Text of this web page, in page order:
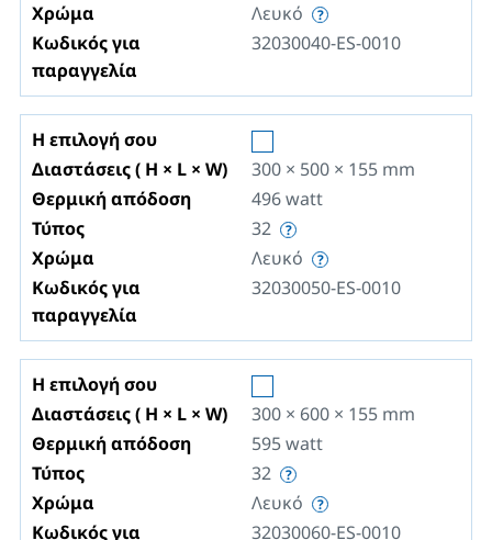
Χρώμα
Λευκό
Κωδικός για
παραγγελία
32030040-ES-0010
Η επιλογή σου
Διαστάσεις ( H × L × W)
300 × 500 × 155 mm
Θερμική απόδοση
496watt
Τύπος
32
Χρώμα
Λευκό
Κωδικός για
παραγγελία
32030050-ES-0010
Η επιλογή σου
Διαστάσεις ( H × L × W)
300 × 600 × 155 mm
Θερμική απόδοση
595watt
Τύπος
32
Χρώμα
Λευκό
Κωδικός για
32030060-ES-0010